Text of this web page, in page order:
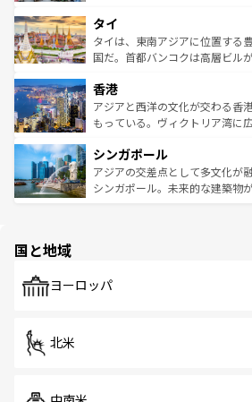
リティに包まれながら、韓国の
わってみてほしい。
覧を参照してほしい。
急速な発展と共に伝統が息づく
ーチミン市のフランス統治時代
醸し出している。また、バラエ
とつ。フォーやバインミー、ベ
ひ現地で味わいたい。どの地域
が旅行者を迎えてくれるので、
参照してほしい。
タイ
タイは、東南アジアに位置する
国だ。首都バンコクは高層ビル
の活気が交差している。北部で
帯で自然と触れ合い、南部では
いビーチでリゾート気分を楽し
激する。気候は一年中温暖で、
が待っている。親しみやすいタ
た文化、そして多様な観光資源
香港
アジアと西洋の文化が交わる香
もっている。ヴィクトリア湾に
み、どこを訪れても感動するは
ており、効率よく見どころを回
うな絶景から文化的な体験まで
シンガポール
アジアの交差点として多文化が
シンガポール。未来的な建築物
で、ホーカーズは地元の風情を
国と地域
ヨーロッパ
北米